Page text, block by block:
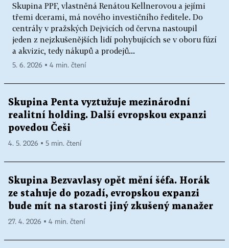
Skupina PPF, vlastněná Renátou Kellnerovou a jejími
třemi dcerami, má nového investičního ředitele. Do
centrály v pražských Dejvicích od června nastoupil
jeden z nejzkušenějších lidí pohybujících se v oboru fúzí
a akvizic, tedy nákupů a prodejů...
5. 6. 2026 ▪ 4 min. čtení
Skupina Penta vyztužuje mezinárodní
realitní holding. Další evropskou expanzi
povedou Češi
4. 5. 2026 ▪ 5 min. čtení
Skupina Bezvavlasy opět mění šéfa. Horák
ze stahuje do pozadí, evropskou expanzi
bude mít na starosti jiný zkušený manažer
27. 4. 2026 ▪ 4 min. čtení